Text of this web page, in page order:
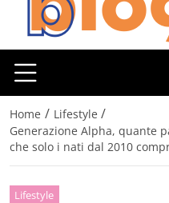
Home / Lifestyle /
Generazione Alpha, quante
che solo i nati dal 2010
Lifestyle